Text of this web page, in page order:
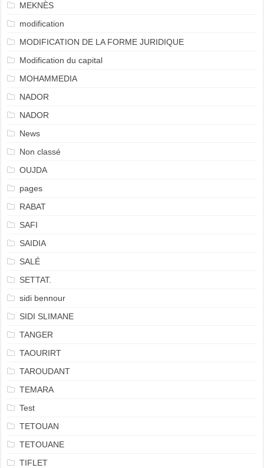
MEKNÈS
modification
MODIFICATION DE LA FORME JURIDIQUE
Modification du capital
MOHAMMEDIA
NADOR
NADOR
News
Non classé
OUJDA
pages
RABAT
SAFI
SAIDIA
SALÉ
SETTAT.
sidi bennour
SIDI SLIMANE
TANGER
TAOURIRT
TAROUDANT
TEMARA
Test
TETOUAN
TETOUANE
TIFLET